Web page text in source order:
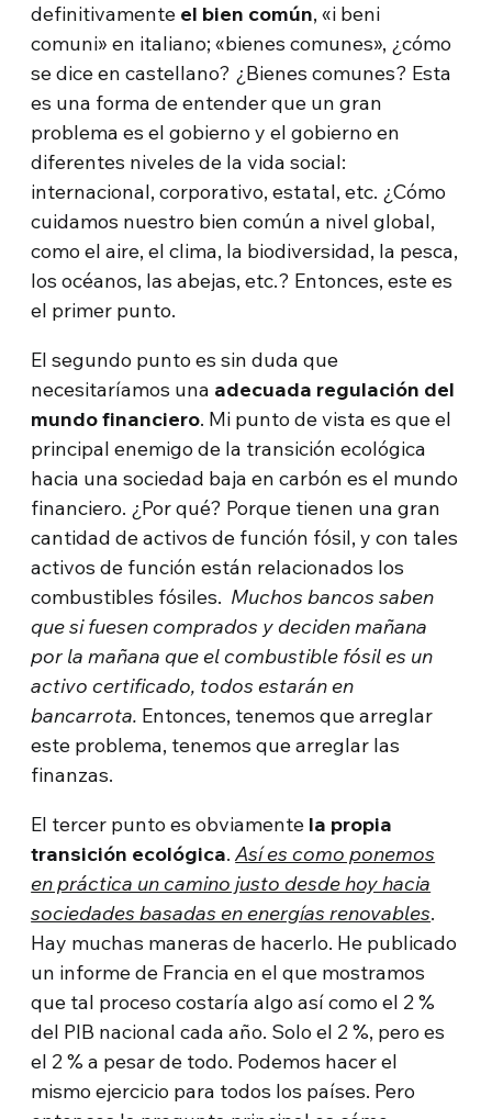
definitivamente el bien común, «i beni
comuni» en italiano; «bienes comunes», ¿cómo
se dice en castellano? ¿Bienes comunes? Esta
es una forma de entender que un gran
problema es el gobierno y el gobierno en
diferentes niveles de la vida social:
internacional, corporativo, estatal, etc. ¿Cómo
cuidamos nuestro bien común a nivel global,
como el aire, el clima, la biodiversidad, la pesca,
los océanos, las abejas, etc.? Entonces, este es
el primer punto.
El segundo punto es sin duda que
necesitaríamos una adecuada regulación del
mundo financiero. Mi punto de vista es que el
principal enemigo de la transición ecológica
hacia una sociedad baja en carbón es el mundo
financiero. ¿Por qué? Porque tienen una gran
cantidad de activos de función fósil, y con tales
activos de función están relacionados los
combustibles fósiles. Muchos bancos saben
que si fuesen comprados y deciden mañana
por la mañana que el combustible fósil es un
activo certificado, todos estarán en
bancarrota. Entonces, tenemos que arreglar
este problema, tenemos que arreglar las
finanzas.
El tercer punto es obviamente la propia
transición ecológica.Así es como ponemos
en práctica un camino justo desde hoy hacia
sociedades basadas en energías renovables.
Hay muchas maneras de hacerlo. He publicado
un informe de Francia en el que mostramos
que tal proceso costaría algo así como el 2 %
del PIB nacional cada año. Solo el 2 %, pero es
el 2 % a pesar de todo. Podemos hacer el
mismo ejercicio para todos los países. Pero